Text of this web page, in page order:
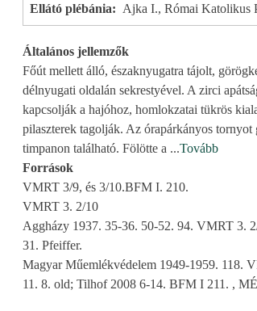
Ellátó plébánia
Ajka I., Római Katolikus
Általános jellemzők
Főút mellett álló, északnyugatra tájolt,
délnyugati oldalán sekrestyével. A zirci
kapcsolják a hajóhoz, homlokzatai tükrös
pilaszterek tagolják. Az órapárkányos
timpanon található. Fölötte a ...Tovább
Források
VMRT 3/9, és 3/10.BFM I. 210.
VMRT 3. 2/10
Aggházy 1937. 35-36. 50-52. 94. VMRT 3.
31. Pfeiffer.
Magyar Műemlékvédelem 1949-1959. 118.
11. 8. old; Tilhof 2008 6-14. BFM I 211. ,